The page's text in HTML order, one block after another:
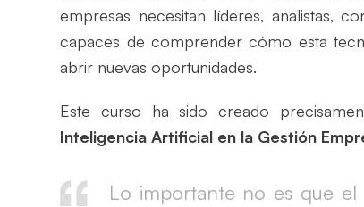
empresas necesitan líderes, analistas,
capaces de comprender cómo esta
abrir nuevas oportunidades.
Este curso ha sido creado
Inteligencia Artificial en la Gestión
Lo importante no es que el